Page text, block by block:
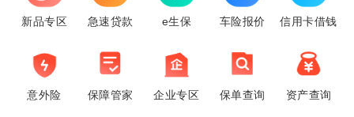
新品专区 急速贷款 e生保 车险报价 信用卡借钱
意外险 保障管家 企业专区 保单查询 资产查询